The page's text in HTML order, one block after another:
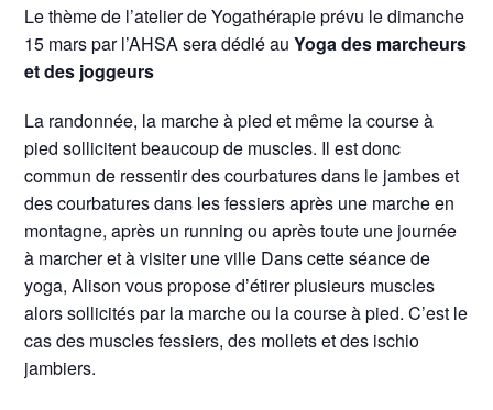
Le thème de l’atelier de Yogathérapie prévu le dimanche
15 mars par l’AHSA sera dédié auYoga des marcheurs
et des joggeurs
La randonnée, la marche à pied et même la course à
pied sollicitent beaucoup de muscles. Il est donc
commun de ressentir des courbatures dans le jambes et
des courbatures dans les fessiers après une marche en
montagne, après un running ou après toute une journée
à marcher et à visiter une ville Dans cette séance de
yoga, Alison vous propose d’étirer plusieurs muscles
alors sollicités par la marche ou la course à pied. C’est le
cas des muscles fessiers, des mollets et des ischio
jambiers.